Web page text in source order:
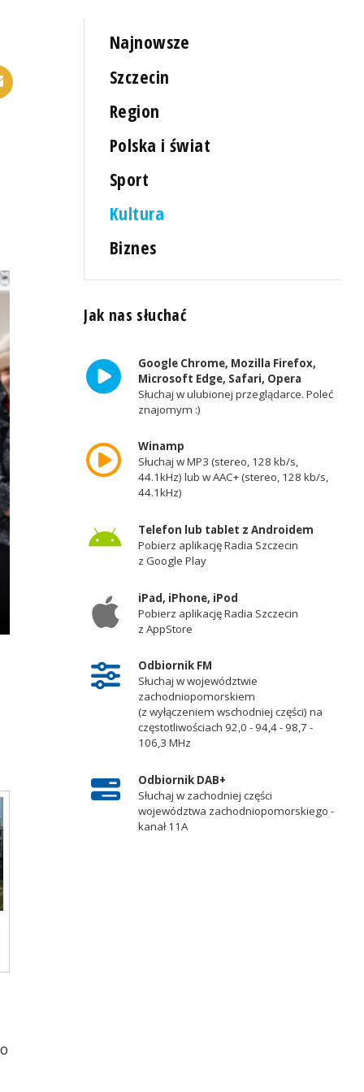
Najnowsze
Szczecin
Region
Polska i świat
Sport
Kultura
Biznes
Jak nas słuchać
Google Chrome, Mozilla Firefox,
Microsoft Edge, Safari, Opera
Słuchaj w ulubionej przeglądarce. Poleć
znajomym :)
Winamp
Słuchaj w MP3 (stereo, 128 kb/s,
44.1kHz) lub w AAC+ (stereo, 128 kb/s,
44.1kHz)
Telefon lub tablet z Androidem
Pobierz aplikację Radia Szczecin
z Google Play
iPad, iPhone, iPod
Pobierz aplikację Radia Szczecin
z AppStore
Odbiornik FM
Słuchaj w województwie
zachodniopomorskiem
(z wyłączeniem wschodniej części) na
częstotliwościach 92,0 - 94,4 - 98,7 -
106,3 MHz
Odbiornik DAB+
Słuchaj w zachodniej części
województwa zachodniopomorskiego -
kanał 11A